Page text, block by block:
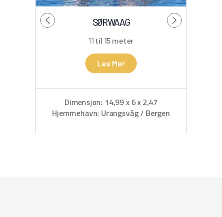
SØRWAAG
11 til 15 meter
Les Mer
Dimensjon: 14,99 x 6 x 2,47
Hjemmehavn: Urangsvåg / Bergen